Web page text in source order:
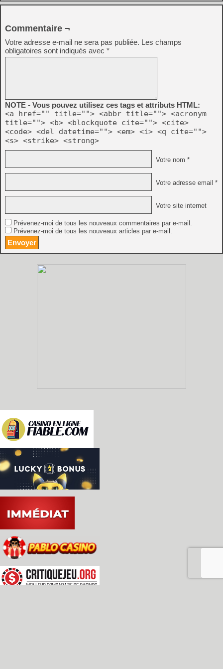
Commentaire ¬
Votre adresse e-mail ne sera pas publiée. Les champs
obligatoires sont indiqués avec *
NOTE - Vous pouvez utilisez ces tags et attributs HTML:
<a href="" title=""> <abbr title=""> <acronym
title=""> <b> <blockquote cite=""> <cite>
<code> <del datetime=""> <em> <i> <q cite="">
<s> <strike> <strong>
Votre nom *
Votre adresse email *
Votre site internet
Prévenez-moi de tous les nouveaux commentaires par e-mail.
Prévenez-moi de tous les nouveaux articles par e-mail.